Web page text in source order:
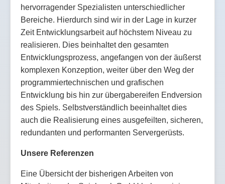
hervorragender Spezialisten unterschiedlicher
Bereiche. Hierdurch sind wir in der Lage in kurzer
Zeit Entwicklungsarbeit auf höchstem Niveau zu
realisieren. Dies beinhaltet den gesamten
Entwicklungsprozess, angefangen von der äußerst
komplexen Konzeption, weiter über den Weg der
programmiertechnischen und grafischen
Entwicklung bis hin zur übergabereifen Endversion
des Spiels. Selbstverständlich beeinhaltet dies
auch die Realisierung eines ausgefeilten, sicheren,
redundanten und performanten Servergerüsts.
Unsere Referenzen
Eine Übersicht der bisherigen Arbeiten von